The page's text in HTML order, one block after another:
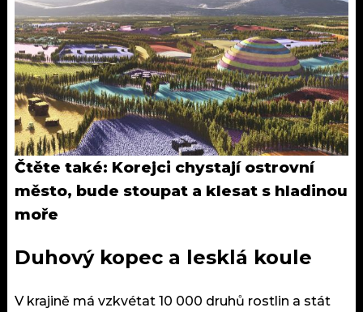
Čtěte také: Korejci chystají ostrovní
město, bude stoupat a klesat s hladinou
moře
Duhový kopec a lesklá koule
V krajině má vzkvétat 10 000 druhů rostlin a stát